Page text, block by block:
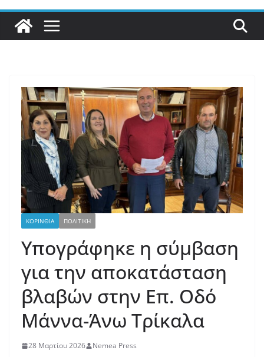
ΚΟΡΙΝΘΙΑ ΠΟΛΙΤΙΚΗ
Υπογράφηκε η σύμβαση
για την αποκατάσταση
βλαβών στην Επ. Οδό
Μάννα-Άνω Τρίκαλα
28 Μαρτίου 2026 Nemea Press